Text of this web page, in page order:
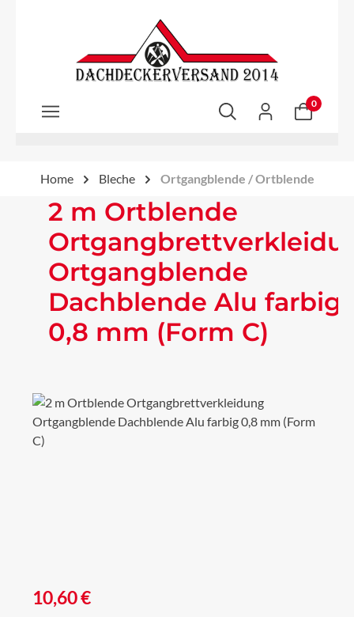
Zum Hauptinhalt springen
0
Home Bleche Ortgangblende / Ortblende
2 m Ortblende
Ortgangblende
Dachblende Alu farbig
0,8 mm (Form C)
Bildergalerie überspringen
Regulärer Preis:
10,60 €